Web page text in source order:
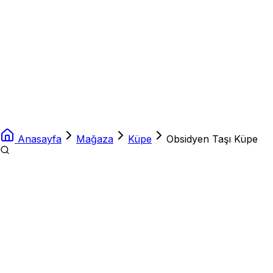
Anasayfa Mağaza Küpe Obsidyen Taşı Küpe